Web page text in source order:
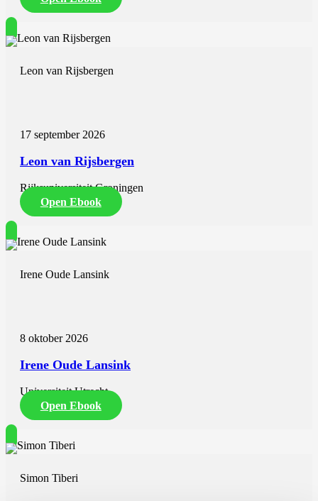
Leon van Rijsbergen
17 september 2026
Leon van Rijsbergen
Rijksuniversiteit Groningen
Open Ebook
Irene Oude Lansink
8 oktober 2026
Irene Oude Lansink
Universiteit Utrecht
Open Ebook
Simon Tiberi